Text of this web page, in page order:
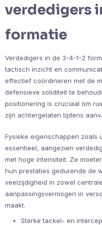
verdedigers
formatie
Verdedigers in de 3-4-1-2
tactisch inzicht en
effectief coördineren met de
defensieve soliditeit te
positionering is cruciaal om
zijn achtergelaten tijdens
Fysieke eigenschappen zoals
essentieel, aangezien
met hoge intensiteit. Ze
hun prestaties gedurende de
veelzijdigheid in zowel
aanpassingsvermogen in
maakt.
Sterke tackel- en